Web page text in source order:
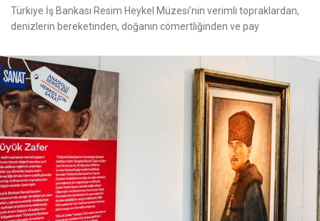
Türkiye İş Bankası Resim Heykel Müzesi’nin verimli topraklardan,
denizlerin bereketinden, doğanın cömertliğinden ve pay